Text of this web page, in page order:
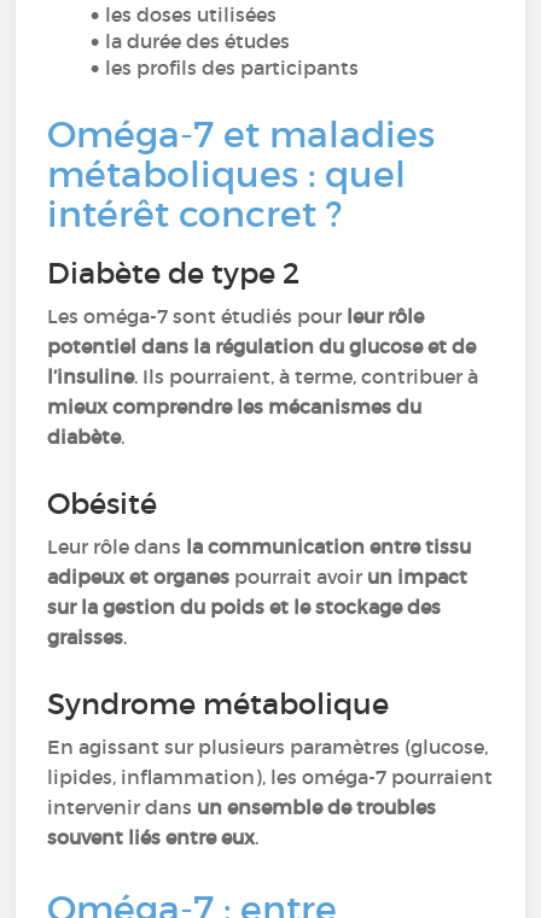
les doses utilisées
la durée des études
les profils des participants
Oméga-7 et maladies
métaboliques : quel
intérêt concret ?
Diabète de type 2
Les oméga-7 sont étudiés pour leur rôle
potentiel dans la régulation du glucose et de
l’insuline. Ils pourraient, à terme, contribuer à
mieux comprendre les mécanismes du
diabète.
Obésité
Leur rôle dans la communication entre tissu
adipeux et organes pourrait avoir un impact
sur la gestion du poids et le stockage des
graisses.
Syndrome métabolique
En agissant sur plusieurs paramètres (glucose,
lipides, inflammation), les oméga-7 pourraient
intervenir dans un ensemble de troubles
souvent liés entre eux.
Oméga-7 : entre